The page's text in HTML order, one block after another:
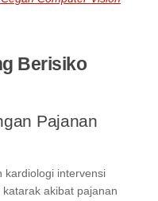
Berisiko
Pajanan
kardiologi intervensi
akibat pajanan